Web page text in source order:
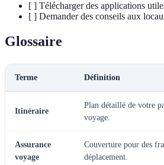
[ ] Télécharger des applications
[ ] Demander des conseils aux
Glossaire
Terme Définition
Itinéraire
Plan détaillé de votre
voyage.
Assurance
voyage
Couverture pour des
déplacement.